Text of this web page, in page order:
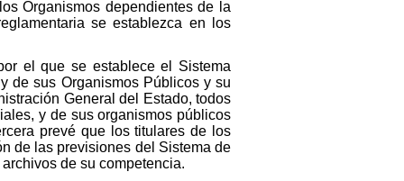
Organismos dependientes de la
se establezca en los
el que se establece el Sistema
de sus Organismos Públicos y su
General del Estado, todos
y de sus organismos públicos
prevé que los titulares de los
de las previsiones del Sistema de
de su competencia.